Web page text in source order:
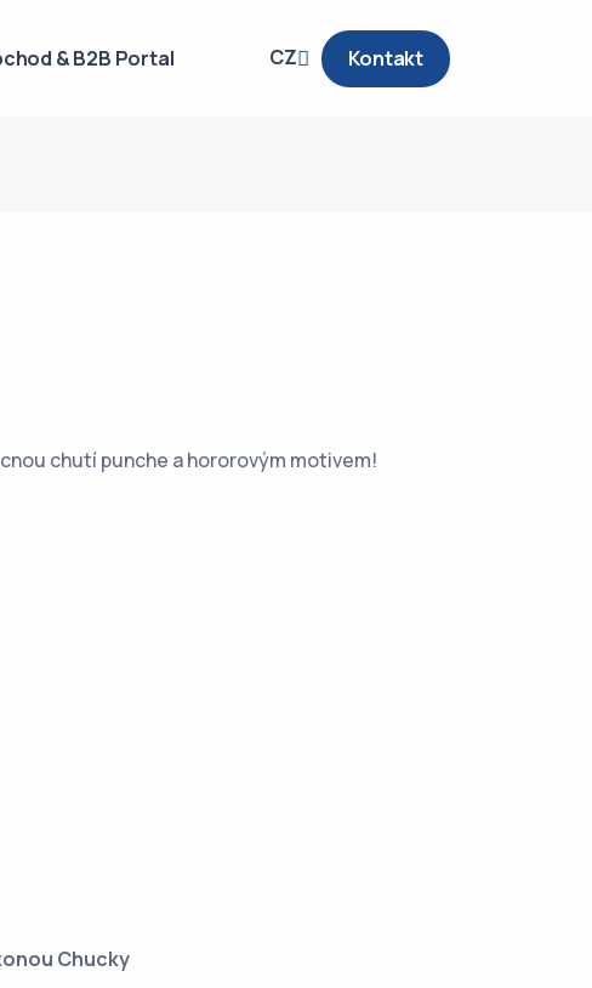
& B2B Portal CZ Kontakt
chutí punche a hororovým motivem!
Chucky